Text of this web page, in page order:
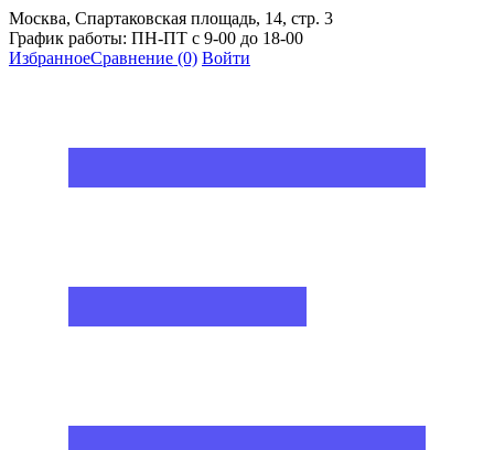
Москва, Спартаковская площадь, 14, стр. 3
График работы: ПН-ПТ с 9-00 до 18-00
ИзбранноеСравнение (0) Войти